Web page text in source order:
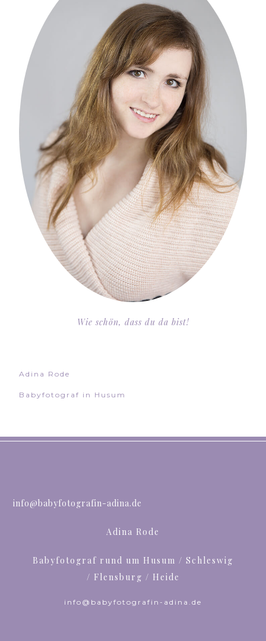
Wie schön, dass du da bist!
Adina Rode
Babyfotograf in Husum
info@babyfotografin-adina.de
Adina Rode
Babyfotograf rund um Husum / Schleswig
/ Flensburg / Heide
info@babyfotografin-adina.de